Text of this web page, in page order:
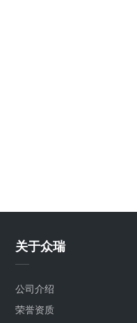
关于众瑞
公司介绍
荣誉资质